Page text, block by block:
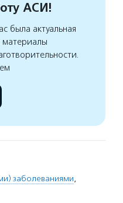
АСИ!
была актуальная
заболеваниями,